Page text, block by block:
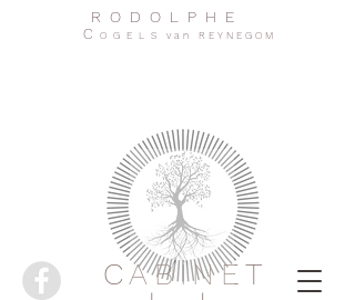
CABINET
R O D O L P H E
C O G E L S v a n R E Y N E G O M